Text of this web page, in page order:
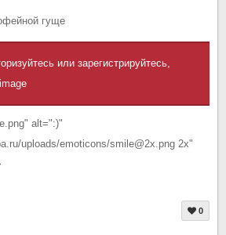
гуще
или зарегистрируйтесь,
alt=":)"
uploads/emoticons/smile@2x.png 2x"
0